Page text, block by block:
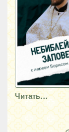
Читать…